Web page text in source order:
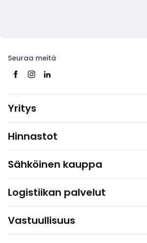
Seuraa meitä
Yritys
Hinnastot
Sähköinen kauppa
Logistiikan palvelut
Vastuullisuus